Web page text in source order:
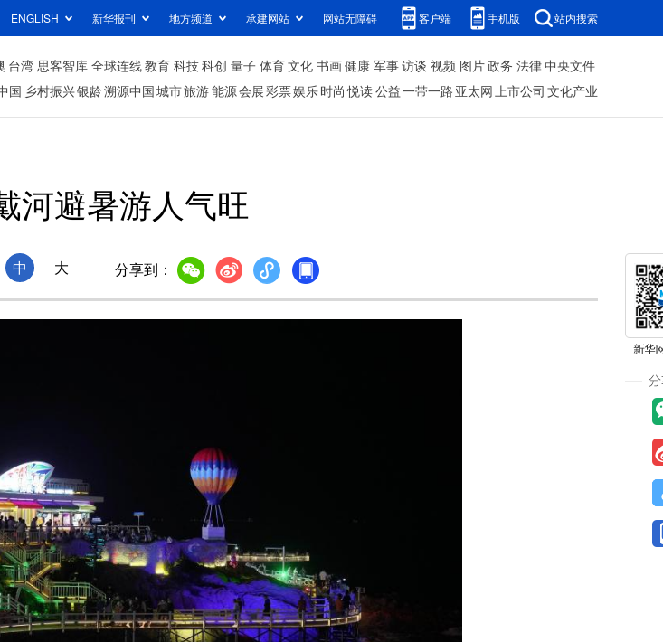
ENGLISH 新华报刊 地方频道 承建网站 网站无障碍 客户端 手机版 站内搜索
台湾 思客智库 全球连线教育 科技科创 量子 体育文化 书画健康 军事访谈 视频 图片政务 法律中央文件
国 乡村振兴银龄溯源中国城市旅游能源会展彩票娱乐时尚 悦读公益一带一路 亚太网上市公司 文化产业
河避暑游人气旺
中 大 分享到：